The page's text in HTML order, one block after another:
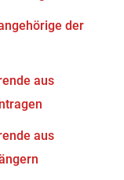
der
aus
aus